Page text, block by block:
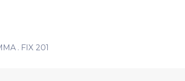
. FIX 201